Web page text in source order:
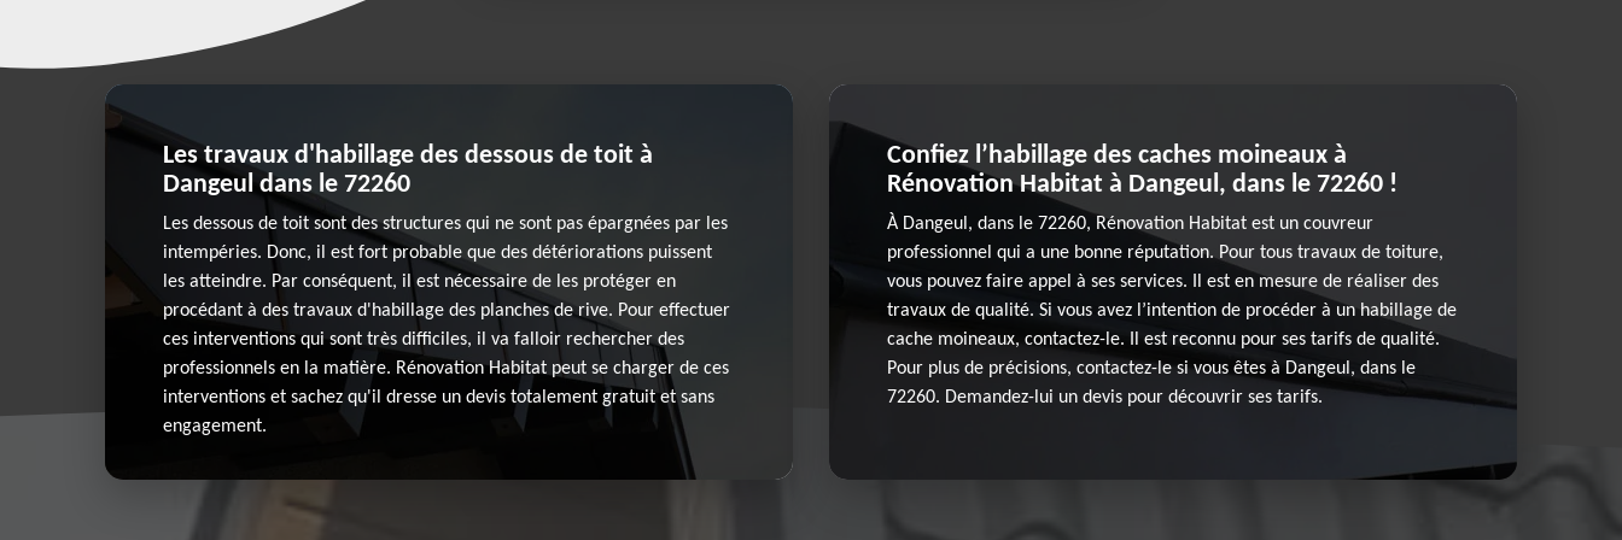
Les travaux d'habillage des dessous de toit à
Dangeul dans le 72260
Les dessous de toit sont des structures qui ne sont pas épargnées par les
intempéries. Donc, il est fort probable que des détériorations puissent
les atteindre. Par conséquent, il est nécessaire de les protéger en
procédant à des travaux d'habillage des planches de rive. Pour effectuer
ces interventions qui sont très difficiles, il va falloir rechercher des
professionnels en la matière. Rénovation Habitat peut se charger de ces
interventions et sachez qu'il dresse un devis totalement gratuit et sans
engagement.
Confiez l’habillage des caches moineaux à
Rénovation Habitat à Dangeul, dans le 72260 !
À Dangeul, dans le 72260, Rénovation Habitat est un couvreur
professionnel qui a une bonne réputation. Pour tous travaux de toiture,
vous pouvez faire appel à ses services. Il est en mesure de réaliser des
travaux de qualité. Si vous avez l’intention de procéder à un habillage de
cache moineaux, contactez-le. Il est reconnu pour ses tarifs de qualité.
Pour plus de précisions, contactez-le si vous êtes à Dangeul, dans le
72260. Demandez-lui un devis pour découvrir ses tarifs.